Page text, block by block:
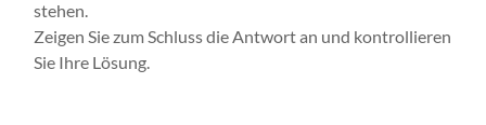
stehen.
Zeigen Sie zum Schluss die Antwort an und kontrollieren
Sie Ihre Lösung.